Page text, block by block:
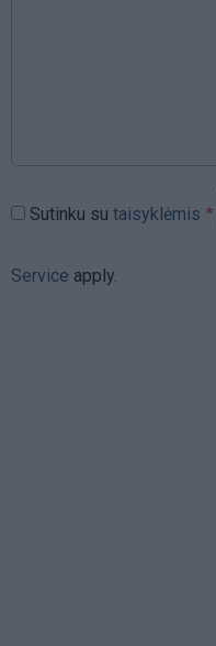
Sutinku su taisyklėmis
Service apply.